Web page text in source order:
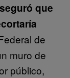
que
de
muro de
público,